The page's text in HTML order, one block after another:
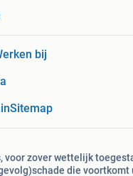
bij
Sitemap
voor zover wettelijk
die voortkomt